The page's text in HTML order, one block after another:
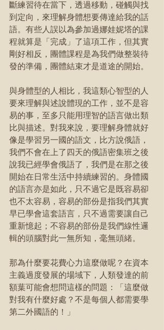
斷練習待在當下，透過移動，碰觸與找
到定向，來理解身體想要傳達給我的話
語。有些人誤以為參加過娜娃妮塔的課
程就算是「完成」了這項工作，但其實
剛好相反，團體課程是為我們做整裝待
發的準備，團體結束才是道途的開始。
與身體型的人相比，我這類心智型的人
要來理解與述說體現的工作，並不是容
易的事，至多只能用理智的語言做出類
比與描述。對我來說，要理解身體就好
像是學習另一國的語文，比方說俄語，
我們不會在上了四天的俄語密集班之後
說我已經學會俄語了，我們是在那之後
開始在日常生活中持續練習的。身體國
的語言亦是如此，只不過它是既容易卻
也不太容易，容易的部份是指我們其實
早已學會這套語言，只不過需要讓自己
重新憶起；不容易的部份是我們線性邏
輯的頭腦對此一無所知，毫無頭緒。
那為什麼要花費心力這麼做呢？在資本
主義過度發展的場域下，人類發達的前
額葉可能會想問這樣的問題：「這麼做
對我有什麼好處？不是每個人都需要學
第二外國語的！」